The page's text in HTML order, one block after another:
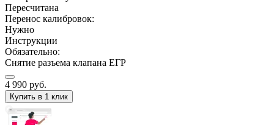
Пересчитана
Перенос калибровок:
Нужно
Инструкции
Обязательно:
Снятие разъема клапана ЕГР
4 990 руб.
Купить в 1 клик